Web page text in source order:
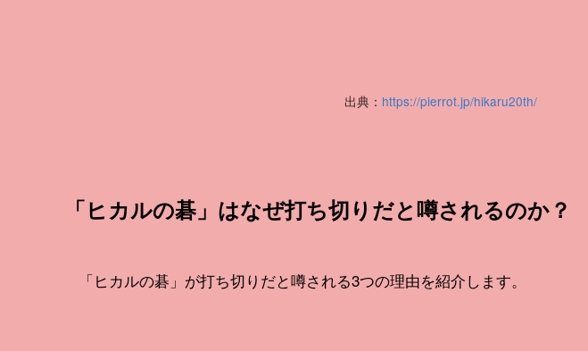
出典： https://pierrot.jp/hikaru20th/
「ヒカルの碁」はなぜ打ち切りだと噂されるのか？
「ヒカルの碁」が打ち切りだと噂される3つの理由を紹介します。